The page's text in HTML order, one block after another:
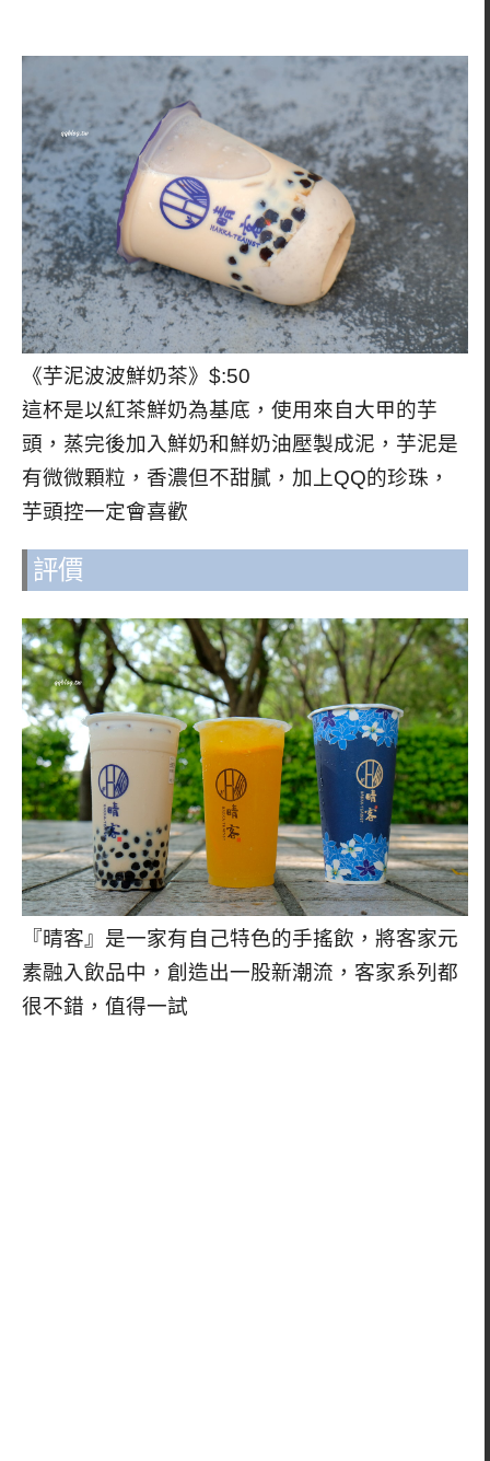
《芋泥波波鮮奶茶》$:50
這杯是以紅茶鮮奶為基底，使用來自大甲的芋
頭，蒸完後加入鮮奶和鮮奶油壓製成泥，芋泥是
有微微顆粒，香濃但不甜膩，加上QQ的珍珠，
芋頭控一定會喜歡
評價
『晴客』是一家有自己特色的手搖飲，將客家元
素融入飲品中，創造出一股新潮流，客家系列都
很不錯，值得一試